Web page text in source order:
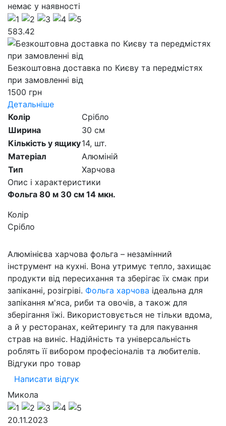
немає у наявності
583.42
Безкоштовна доставка по Києву та передмістях
при замовленні від
1500 грн
Детальніше
Колір
Срібло
Ширина
30 см
Кількість у ящику14, шт.
Матеріал
Алюміній
Тип
Харчова
Опис і характеристики
Фольга 80 м 30 см 14 мкн.
Колір
Срібло
Алюмінієва харчова фольга – незамінний
інструмент на кухні. Вона утримує тепло, захищає
продукти від пересихання та зберігає їх смак при
запіканні, розігріві. Фольга харчова ідеальна для
запікання м'яса, риби та овочів, а також для
зберігання їжі. Використовується не тільки вдома,
а й у ресторанах, кейтерингу та для пакування
страв на виніс. Надійність та універсальність
роблять її вибором професіоналів та любителів.
Відгуки про товар
Написати відгук
Микола
20.11.2023